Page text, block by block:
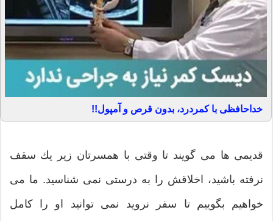
خداحافظی با کمردرد، بدون قرص و آمپول!!
قدیمی ها می گویند تا وقتی با همسرتان زیر یك سقف
نرفته باشید، اخلاقش را به درستی نمی شناسید. ما می
خواهیم بگوییم تا سفر نروید نمی توانید او را کامل